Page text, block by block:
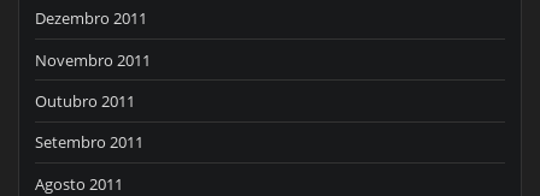
Dezembro 2011
Novembro 2011
Outubro 2011
Setembro 2011
Agosto 2011